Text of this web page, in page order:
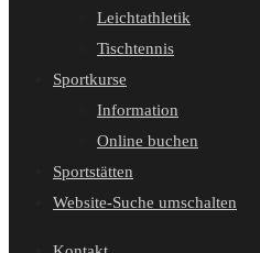
Leichtathletik
Tischtennis
Sportkurse
Information
Online buchen
Sportstätten
Website-Suche umschalten